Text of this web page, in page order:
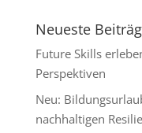
Neueste
Future Skills
Perspektiven
Neu:
nachhaltigen